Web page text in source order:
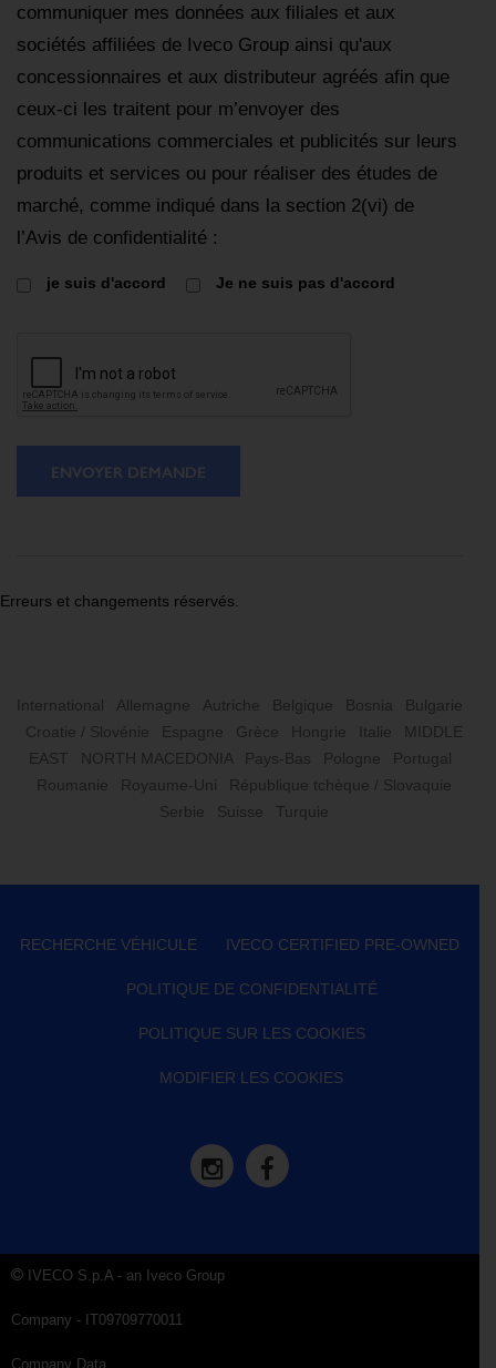
communiquer mes données aux filiales et aux
sociétés affiliées de Iveco Group ainsi qu'aux
concessionnaires et aux distributeur agréés afin que
ceux-ci les traitent pour m’envoyer des
communications commerciales et publicités sur leurs
produits et services ou pour réaliser des études de
marché, comme indiqué dans la section 2(vi) de
l’Avis de confidentialité :
je suis d'accord Je ne suis pas d'accord
ENVOYER DEMANDE
Erreurs et changements réservés.
International Allemagne Autriche Belgique Bosnia
Bulgarie
Croatie / Slovénie
Espagne Grèce Hongrie Italie
MIDDLE
EAST
NORTH MACEDONIA Pays-Bas Pologne
Portugal
Roumanie
Royaume-Uni
République tchèque / Slovaquie
Serbie
Suisse Turquie
RECHERCHE VÉHICULE IVECO CERTIFIED PRE-OWNED
POLITIQUE DE CONFIDENTIALITÉ
POLITIQUE SUR LES COOKIES
MODIFIER LES COOKIES
IVECO S.p.A - an Iveco Group
Company - IT09709770011
Company Data